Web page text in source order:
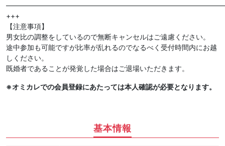
+++
【注意事項】
男女比の調整をしているので無断キャンセルはご遠慮ください。
途中参加も可能ですが比率が乱れるのでなるべく受付時間内にお越
しください。
既婚者であることが発覚した場合はご退場いただきます。
※オミカレでの会員登録にあたっては本人確認が必要となります。
基本情報